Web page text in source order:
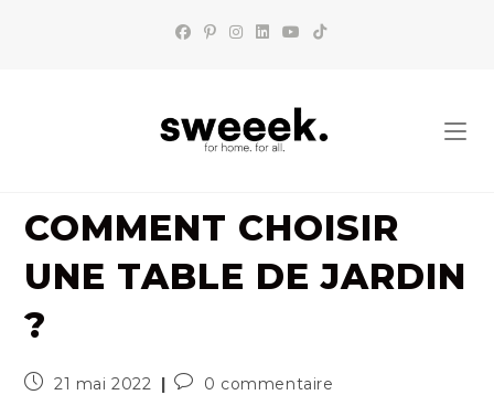
COMMENT CHOISIR
UNE TABLE DE JARDIN
?
Publication
21 mai 2022
Commentaires
0 commentaire